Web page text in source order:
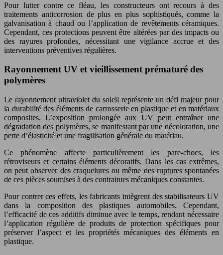
Pour lutter contre ce fléau, les constructeurs ont recours à des
traitements anticorrosion de plus en plus sophistiqués, comme la
galvanisation à chaud ou l’application de revêtements céramiques.
Cependant, ces protections peuvent être altérées par des impacts ou
des rayures profondes, nécessitant une vigilance accrue et des
interventions préventives régulières.
Rayonnement UV et vieillissement prématuré des
polymères
Le rayonnement ultraviolet du soleil représente un défi majeur pour
la durabilité des éléments de carrosserie en plastique et en matériaux
composites. L’exposition prolongée aux UV peut entraîner une
dégradation des polymères, se manifestant par une décoloration, une
perte d’élasticité et une fragilisation générale du matériau.
Ce phénomène affecte particulièrement les pare-chocs, les
rétroviseurs et certains éléments décoratifs. Dans les cas extrêmes,
on peut observer des craquelures ou même des ruptures spontanées
de ces pièces soumises à des contraintes mécaniques constantes.
Pour contrer ces effets, les fabricants intègrent des stabilisateurs UV
dans la composition des plastiques automobiles. Cependant,
l’efficacité de ces additifs diminue avec le temps, rendant nécessaire
l’application régulière de produits de protection spécifiques pour
préserver l’aspect et les propriétés mécaniques des éléments en
plastique.